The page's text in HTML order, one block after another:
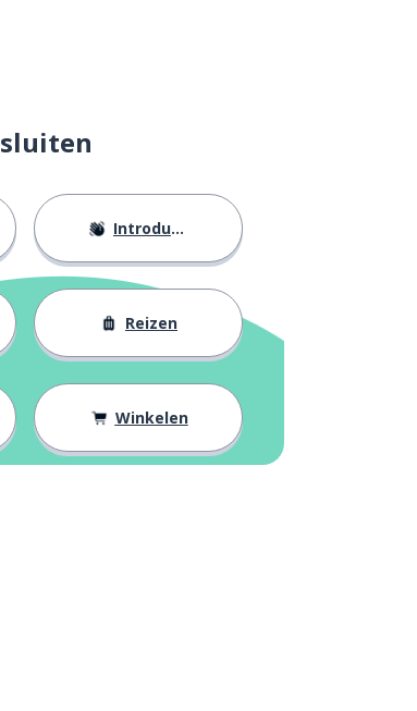
Introducties
Reizen
Winkelen